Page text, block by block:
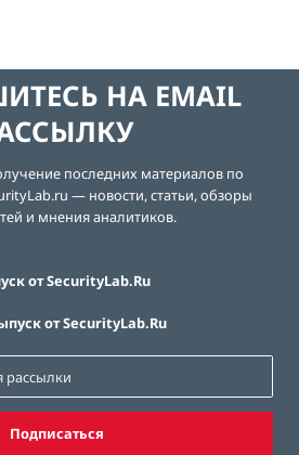
НА EMAIL
последних материалов по
— новости, статьи, обзоры
и мнения аналитиков.
от SecurityLab.Ru
от SecurityLab.Ru
Подписаться